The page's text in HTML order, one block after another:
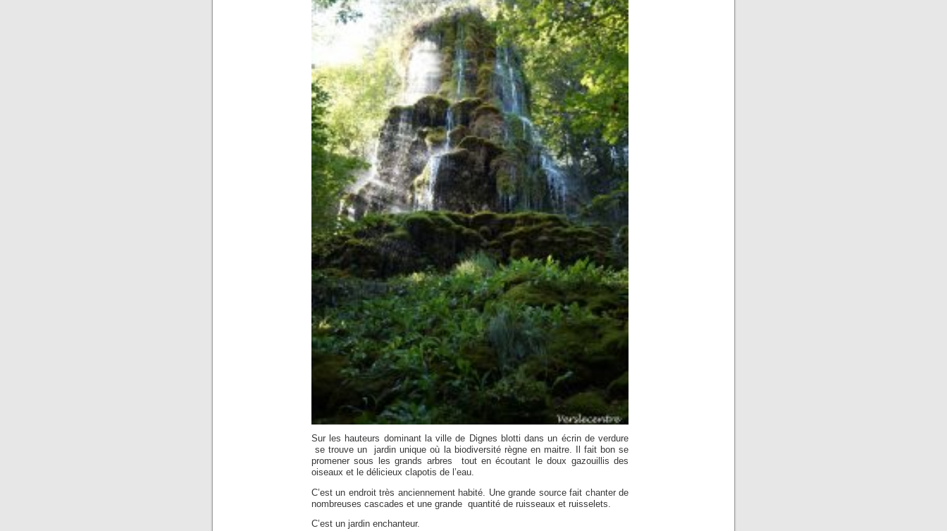
Sur les hauteurs dominant la ville de Dignes blotti dans un écrin de verdure
se trouve un jardin unique où la biodiversité règne en maitre. Il fait bon se
promener sous les grands arbres tout en écoutant le doux gazouillis des
oiseaux et le délicieux clapotis de l’eau.
C’est un endroit très anciennement habité. Une grande source fait chanter de
nombreuses cascades et une grande quantité de ruisseaux et ruisselets.
C’est un jardin enchanteur.